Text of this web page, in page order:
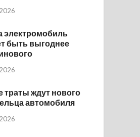
электромобиль
быть выгоднее
траты ждут нового
автомобиля